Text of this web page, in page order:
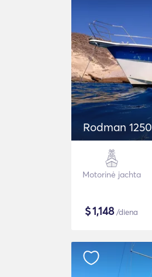
Rodman 1250
Motorinė jachta
$1,148/diena